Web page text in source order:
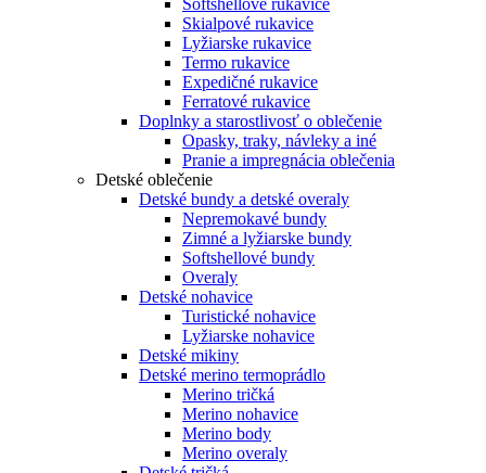
Softshellové rukavice
Skialpové rukavice
Lyžiarske rukavice
Termo rukavice
Expedičné rukavice
Ferratové rukavice
Doplnky a starostlivosť o oblečenie
Opasky, traky, návleky a iné
Pranie a impregnácia oblečenia
Detské oblečenie
Detské bundy a detské overaly
Nepremokavé bundy
Zimné a lyžiarske bundy
Softshellové bundy
Overaly
Detské nohavice
Turistické nohavice
Lyžiarske nohavice
Detské mikiny
Detské merino termoprádlo
Merino tričká
Merino nohavice
Merino body
Merino overaly